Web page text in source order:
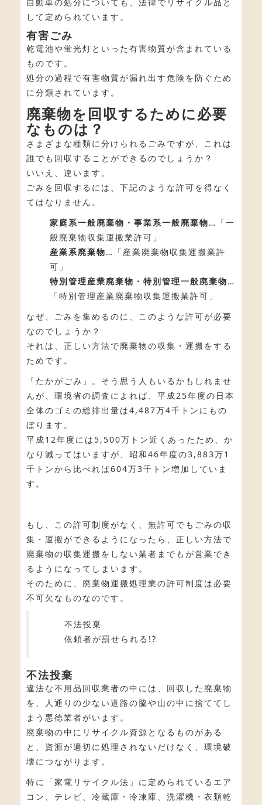
して定められています。
有害ごみ
乾電池や蛍光灯といった有害物質が含まれている
ものです。
処分の過程で有害物質が漏れ出す危険を防ぐため
に分類されています。
廃棄物を回収するために必要
なものは？
さまざまな種類に分けられるごみですが、これは
誰でも回収することができるのでしょうか？
いいえ、違います。
ごみを回収するには、下記のような許可を得なく
てはなりません。
家庭系一般廃棄物・事業系一般廃棄物…「一
般廃棄物収集運搬業許可」
産業系廃棄物…「産業廃棄物収集運搬業許
可」
特別管理産業廃棄物・特別管理一般廃棄物…
「特別管理産業廃棄物収集運搬業許可」
なぜ、ごみを集めるのに、このような許可が必要
なのでしょうか？
それは、正しい方法で廃棄物の収集・運搬をする
ためです。
「たかがごみ」。そう思う人もいるかもしれませ
んが、環境省の調査によれば、平成25年度の日本
全体のゴミの総排出量は4,487万4千トンにもの
ぼります。
平成12年度には5,500万トン近くあったため、か
なり減ってはいますが、昭和46年度の3,883万1
千トンから比べれば604万3千トン増加していま
す。
もし、この許可制度がなく、無許可でもごみの収
集・運搬ができるようになったら、正しい方法で
廃棄物の収集運搬をしない業者までもが営業でき
るようになってしまいます。
そのために、廃棄物運搬処理業の許可制度は必要
不可欠なものなのです。
不法投棄
依頼者が罰せられる!?
不法投棄
違法な不用品回収業者の中には、回収した廃棄物
を、人通りの少ない道路の脇や山の中に捨ててし
まう悪徳業者がいます。
廃棄物の中にリサイクル資源となるものがある
と、資源が適切に処理されないだけなく、環境破
壊につながります。
特に「家電リサイクル法」に定められているエア
コン、テレビ、冷蔵庫・冷凍庫、洗濯機・衣類乾